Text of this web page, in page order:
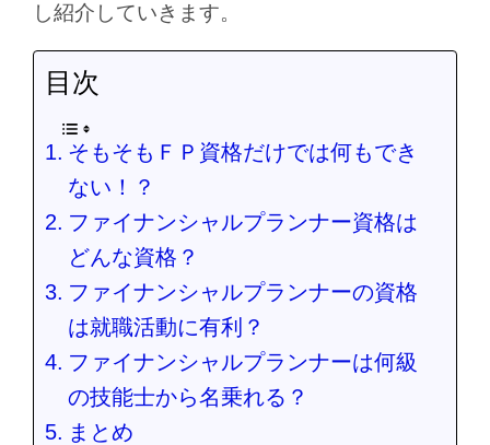
し紹介していきます。
目次
そもそもＦＰ資格だけでは何もでき
ない！？
ファイナンシャルプランナー資格は
どんな資格？
ファイナンシャルプランナーの資格
は就職活動に有利？
ファイナンシャルプランナーは何級
の技能士から名乗れる？
まとめ